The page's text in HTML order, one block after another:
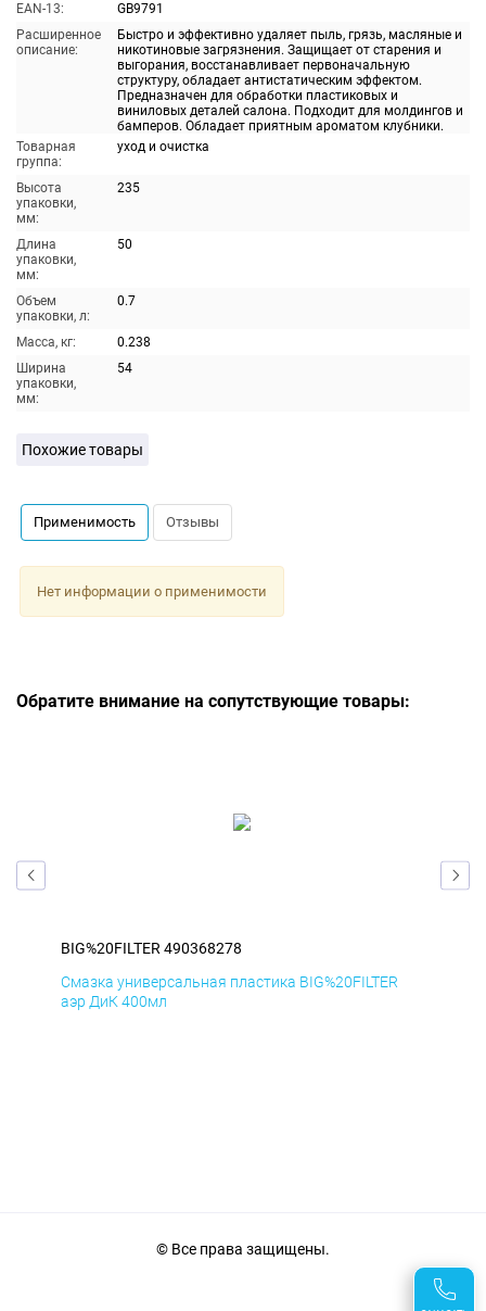
EAN-13:
GB9791
Расширенное
описание:
Быстро и эффективно удаляет пыль, грязь, масляные и
никотиновые загрязнения. Защищает от старения и
выгорания, восстанавливает первоначальную
структуру, обладает антистатическим эффектом.
Предназначен для обработки пластиковых и
виниловых деталей салона. Подходит для молдингов и
бамперов. Обладает приятным ароматом клубники.
Товарная
группа:
уход и очистка
Высота
упаковки,
мм:
235
Длина
упаковки,
мм:
50
Объем
упаковки, л:
0.7
Масса, кг:
0.238
Ширина
упаковки,
мм:
54
Похожие товары
Применимость Отзывы
Нет информации о применимости
Обратите внимание на сопутствующие товары:
BIG%20FILTER 490368278
Смазка универсальная пластика BIG%20FILTER
аэр ДиК 400мл
© Все права защищены.